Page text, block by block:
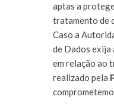
aptas a
tratamento de
Caso a
de Dados exija
em relação ao
realizado pela